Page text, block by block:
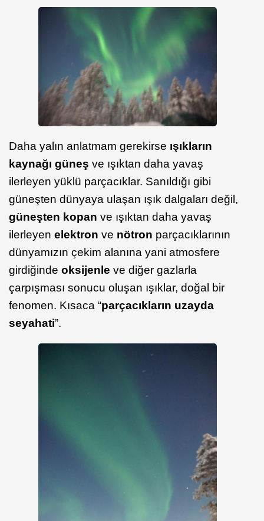
Daha yalın anlatmam gerekirse ışıkların
kaynağı güneş ve ışıktan daha yavaş
ilerleyen yüklü parçacıklar. Sanıldığı gibi
güneşten dünyaya ulaşan ışık dalgaları değil,
güneşten kopan ve ışıktan daha yavaş
ilerleyen elektron ve nötron parçacıklarının
dünyamızın çekim alanına yani atmosfere
girdiğinde oksijenle ve diğer gazlarla
çarpışması sonucu oluşan ışıklar, doğal bir
fenomen. Kısaca “parçacıkların uzayda
seyahati”.